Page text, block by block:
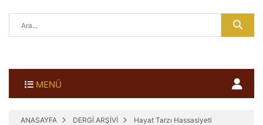
MENÜ
ANASAYFA DERGİ ARŞİVİ
Hayat Tarzı Hassasiyeti